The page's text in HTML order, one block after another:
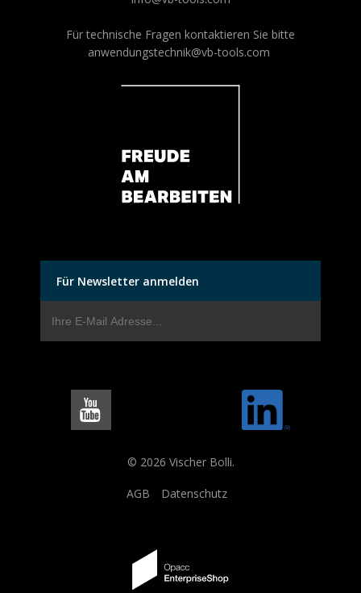
Für technische Fragen kontaktieren Sie bitte
anwendungstechnik@vb-tools.com
Für Newsletter anmelden
© 2026 Vischer Bolli.
AGB Datenschutz